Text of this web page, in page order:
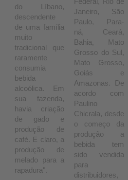
do Líbano,
descendente
de uma família
muito
tradicional que
raramente
consumia
bebida
alcoólica. Em
sua fazenda,
havia criação
de gado e
produção de
café. E claro, a
produção de
melado para a
rapadura".
Janeiro, São
Paulo, Para-
ná, Ceará,
Bahia, Mato
Grosso do Sul,
Mato Grosso,
Goiás e
Amazonas. De
acordo com
Paulino
Chicrala, desde
o começo da
produção a
bebida tem
sido vendida
para
distribuidores,